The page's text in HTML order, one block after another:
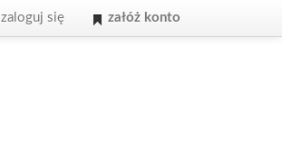
zaloguj się załóż konto